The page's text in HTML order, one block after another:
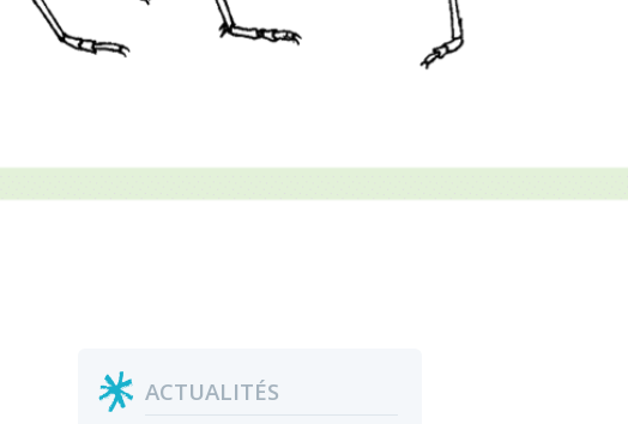
ACTUALITÉS